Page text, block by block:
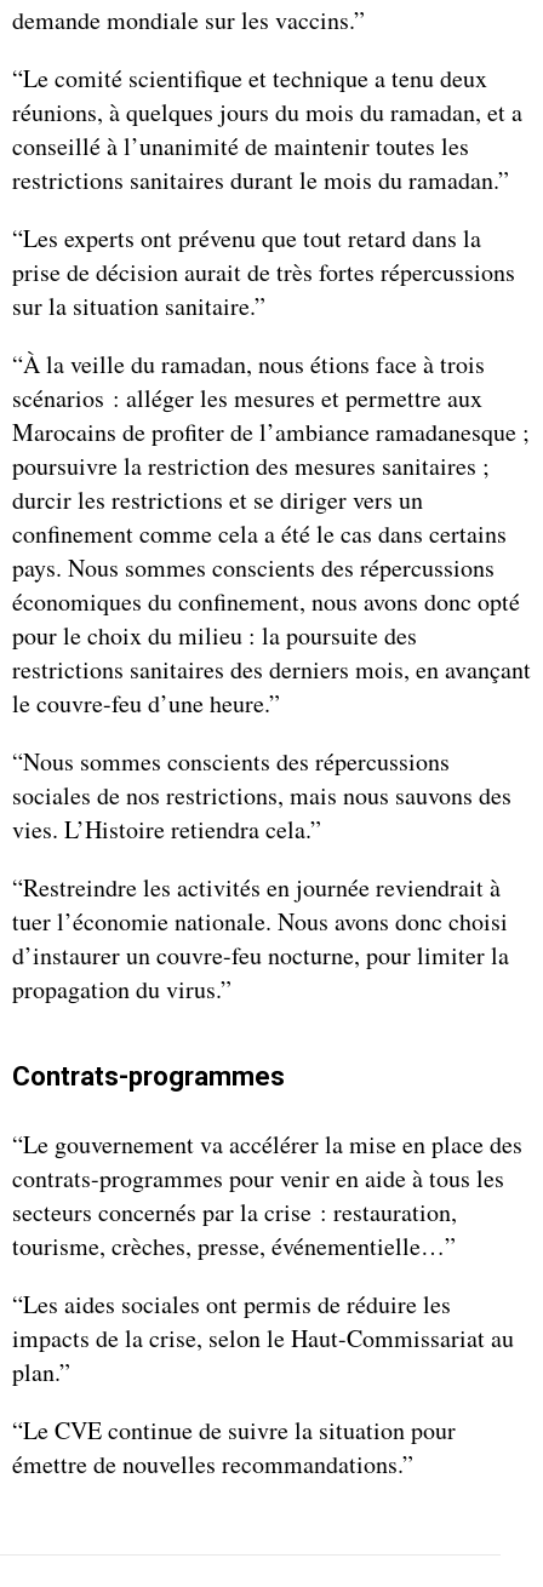
demande mondiale sur les vaccins.”
“Le comité scientifique et technique a tenu deux
réunions, à quelques jours du mois du ramadan, et a
conseillé à l’unanimité de maintenir toutes les
restrictions sanitaires durant le mois du ramadan.”
“Les experts ont prévenu que tout retard dans la
prise de décision aurait de très fortes répercussions
sur la situation sanitaire.”
“À la veille du ramadan, nous étions face à trois
scénarios : alléger les mesures et permettre aux
Marocains de profiter de l’ambiance ramadanesque ;
poursuivre la restriction des mesures sanitaires ;
durcir les restrictions et se diriger vers un
confinement comme cela a été le cas dans certains
pays. Nous sommes conscients des répercussions
économiques du confinement, nous avons donc opté
pour le choix du milieu : la poursuite des
restrictions sanitaires des derniers mois, en avançant
le couvre-feu d’une heure.”
“Nous sommes conscients des répercussions
sociales de nos restrictions, mais nous sauvons des
vies. L’Histoire retiendra cela.”
“Restreindre les activités en journée reviendrait à
tuer l’économie nationale. Nous avons donc choisi
d’instaurer un couvre-feu nocturne, pour limiter la
propagation du virus.”
Contrats-programmes
“Le gouvernement va accélérer la mise en place des
contrats-programmes pour venir en aide à tous les
secteurs concernés par la crise : restauration,
tourisme, crèches, presse, événementielle…”
“Les aides sociales ont permis de réduire les
impacts de la crise, selon le Haut-Commissariat au
plan.”
“Le CVE continue de suivre la situation pour
émettre de nouvelles recommandations.”